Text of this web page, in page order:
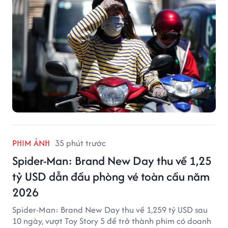
PHIM ẢNH 35 phút trước
Spider-Man: Brand New Day thu về 1,25
tỷ USD dẫn đầu phòng vé toàn cầu năm
2026
Spider-Man: Brand New Day thu về 1,259 tỷ USD sau
10 ngày, vượt Toy Story 5 để trở thành phim có doanh